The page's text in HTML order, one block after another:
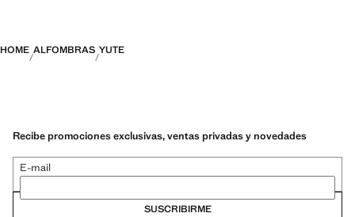
HOME ALFOMBRAS YUTE
Recibe promociones exclusivas, ventas privadas y novedades
E-mail
SUSCRIBIRME